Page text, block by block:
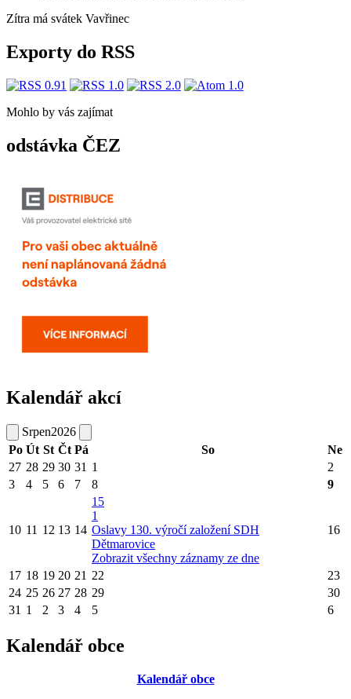
Zítra má svátek Vavřinec
Exporty do RSS
Mohlo by vás zajímat
odstávka ČEZ
Kalendář akcí
Srpen2026
Po Út St Čt Pá So
Ne
27 28 29 30 31 1
2
3
4 5 6 7 8 9
10 11 12 13 14
15
1
Oslavy 130. výročí založení SDH
Dětmarovice
Zobrazit všechny záznamy ze dne
16
17 18 19 20 21 22
23
24 25 26 27 28 29
30
31 1 2 3 4 5 6
Kalendář obce
Kalendář obce